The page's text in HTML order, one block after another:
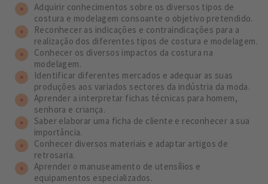
Adquirir conhecimentos sobre os diversos tipos de
costura e modelagem consoante o objetivo pretendido.
Reconhecer as indicações e contraindicações para a
realização dos diferentes tipos de costura e modelagem.
Conhecer os diversos impactos da costura na
modelagem.
Identificar diferentes mercados e adequar as suas
produções aos variados sectores da indústria da moda.
Aprender a interpretar fichas técnicas para homem,
senhora e criança.
Saber elaborar uma ficha de cliente e reconhecer a sua
importância.
Conhecer diversos materiais e adaptar artigos de
retrosaria.
Aprender o manuseamento de utensílios e
equipamentos especializados.